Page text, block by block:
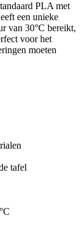
PLA met
een unieke
van 30°C bereikt,
voor het
moeten
tafel